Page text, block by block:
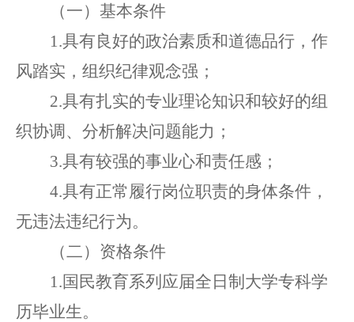
（一） 基本条件
1.具有良好的政治素质和道德品行，作
风踏实，组织纪律观念强；
2.具有扎实的专业理论知识和较好的组
织协调 、 分析解决问题能力；
3.具有较强的事业心和责任感 ；
4.具有正常履行岗位职责的身体条件 ，
无违法违纪行为。
（二） 资格条件
1.国民教育系列应届全日制大学专科学
历毕业生。